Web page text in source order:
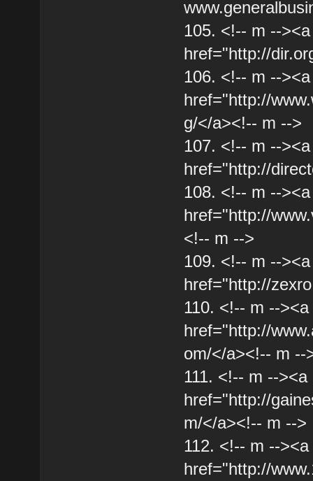
105. <!-- m --
href="http://
106. <!-- m --
href="http://
g/</a><!-- m -->
107. <!-- m --
href="http://
108. <!-- m --
href="http://
<!-- m -->
109. <!-- m --
href="http://
110. <!-- m --
href="http://
om/</a><!-- m --
111. <!-- m --
href="http://
m/</a><!-- m -->
112. <!-- m --
href="http://